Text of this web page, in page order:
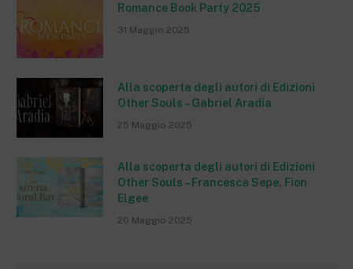
Romance Book Party 2025
31 Maggio 2025
Alla scoperta degli autori di Edizioni
Other Souls – Gabriel Aradia
25 Maggio 2025
Alla scoperta degli autori di Edizioni
Other Souls – Francesca Sepe, Fion
Elgee
20 Maggio 2025